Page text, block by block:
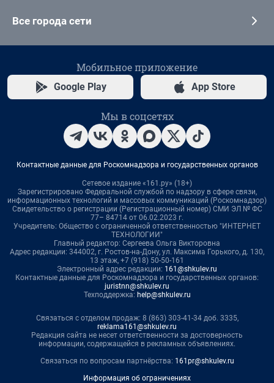
Все города сети
Мобильное приложение
Google Play App Store
Мы в соцсетях
Контактные данные для Роскомнадзора и государственных органов
Сетевое издание «161.ру» (18+)
Зарегистрировано Федеральной службой по надзору в сфере связи,
информационных технологий и массовых коммуникаций (Роскомнадзор)
Свидетельство о регистрации (Регистрационный номер) СМИ ЭЛ № ФС
77– 84714 от 06.02.2023 г.
Учредитель: Общество с ограниченной ответственностью "ИНТЕРНЕТ
ТЕХНОЛОГИИ"
Главный редактор: Сергеева Ольга Викторовна
Адрес редакции: 344002, г. Ростов-на-Дону, ул. Максима Горького, д. 130,
13 этаж, +7 (918) 50-50-161
Электронный адрес редакции: 161@shkulev.ru
Контактные данные для Роскомнадзора и государственных органов:
juristnn@shkulev.ru
Техподдержка: help@shkulev.ru
Связаться с отделом продаж: 8 (863) 303-41-34 доб. 3335,
reklama161@shkulev.ru
Редакция сайта не несет ответственности за достоверность
информации, содержащейся в рекламных объявлениях.
Связаться по вопросам партнёрства: 161pr@shkulev.ru
Информация об ограничениях